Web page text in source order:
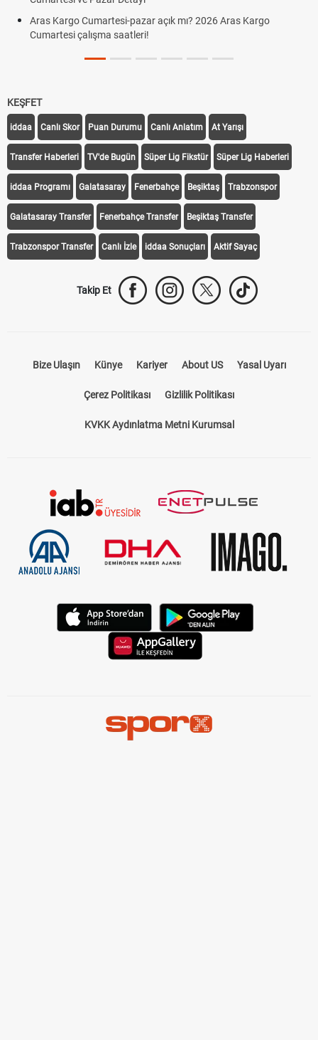
Aras Kargo Cumartesi-pazar açık mı? 2026 Aras Kargo
Cumartesi çalışma saatleri!
KEŞFET
iddaa Canlı Skor Puan Durumu Canlı Anlatım At Yarışı
Transfer Haberleri TV'de Bugün Süper Lig Fikstür Süper Lig Haberleri
iddaa Programı Galatasaray Fenerbahçe Beşiktaş Trabzonspor
Galatasaray Transfer Fenerbahçe Transfer Beşiktaş Transfer
Trabzonspor Transfer Canlı İzle iddaa Sonuçları Aktif Sayaç
Takip Et
Bize Ulaşın Künye Kariyer About US Yasal Uyarı
Çerez Politikası Gizlilik Politikası
KVKK Aydınlatma Metni Kurumsal